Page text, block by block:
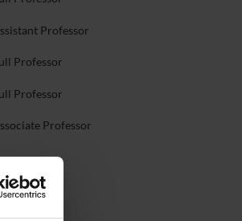
Professor
Professor
Professor
Professor